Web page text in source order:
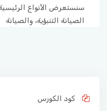
سنستعرض الأنواع الرئيسية
الصيانة التنبؤية، والصيانة
كود الكورس